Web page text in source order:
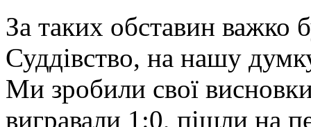
За таких обставин важко
Суддівство, на нашу
Ми зробили свої
вигравали 1:0, пішли на